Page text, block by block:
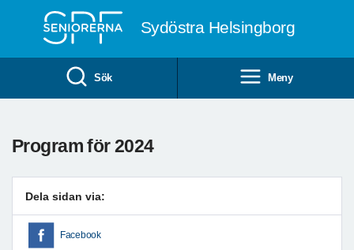
Sydöstra Helsingborg
Sök Meny
Program för 2024
Dela sidan via:
Facebook